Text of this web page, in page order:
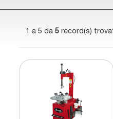
1 a 5 da 5 record(s)